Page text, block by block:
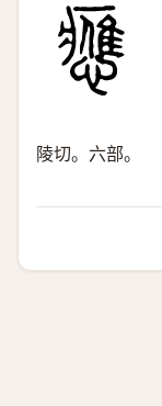
陵切。六部。